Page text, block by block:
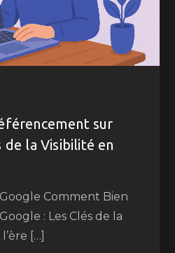
sur
de la Visibilité en
Comment Bien
: Les Clés de la
[…]